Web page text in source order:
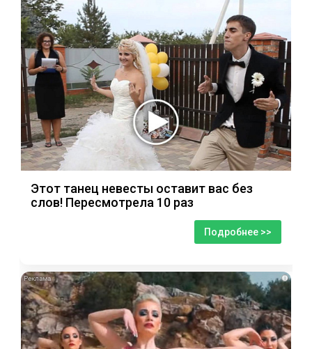
Этот танец невесты оставит вас без
слов! Пересмотрела 10 раз
Подробнее >>
i